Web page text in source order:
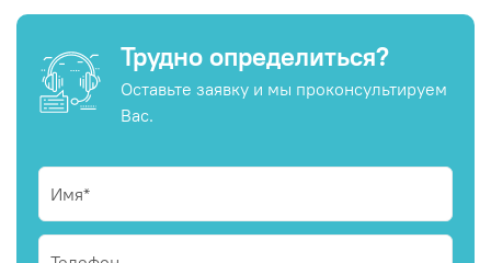
Трудно определиться?
Оставьте заявку и мы проконсультируем
Вас.